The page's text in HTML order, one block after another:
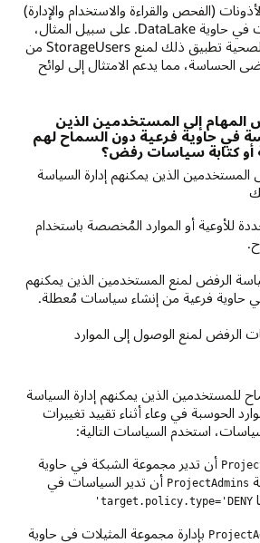
(الفحص والقراءة والاستخدام والإدارة)
في موارد تخزين الكائنات في حاوية DataLake. على سبيل المثال،
يمكن لمؤسسة الرعاية الصحية تطبيق ذلك لمنع StorageUsers من
الحساسة، مما يدعم الامتثال إلى لوائح
إلى المستخدمين الذين
في حاوية فرعية دون السماح لهم
أو كتابة سياسات رفض؟
المستخدمين الذين يمكنهم إدارة السياسة
للأوعية أو الموارد المُخصصة باستخدام
الرفض لمنع المستخدمين الذين يمكنهم
في حاوية فرعية من إنشاء سياسات مُعطلة.
الرفض لمنع الوصول إلى الموارد
للمستخدمين الذين يمكنهم إدارة السياسة
الحوسبة في وعاء أثناء تقييد تغييرات
استخدم السياسات التالية:
أن تدير مجموعة الشبكة في حاوية
ProjectAdmins أن تدير السياسات في
target.policy.type='DENY'
بإدارة مجموعة المثيلات في حاوية